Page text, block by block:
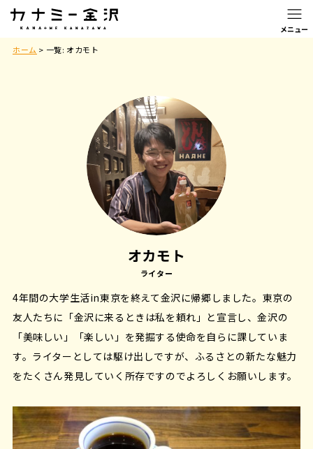
ホーム > 一覧: オカモト
オカモト
ライター
4年間の大学生活in東京を終えて金沢に帰郷しました。東京の
友人たちに「金沢に来るときは私を頼れ」と宣言し、金沢の
「美味しい」「楽しい」を発掘する使命を自らに課していま
す。ライターとしては駆け出しですが、ふるさとの新たな魅力
をたくさん発見していく所存ですのでよろしくお願いします。